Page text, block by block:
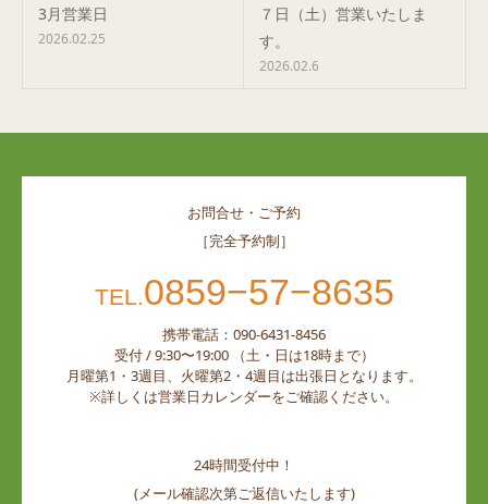
3月営業日
2026.02.25
７日（土）営業いたしま
す。
2026.02.6
お問合せ・ご予約
［完全予約制］
TEL.0859−57−8635
携帯電話：090-6431-8456
受付 / 9:30〜19:00 （土・日は18時まで）
月曜第1・3週目、火曜第2・4週目は出張日となります。
※詳しくは営業日カレンダーをご確認ください。
24時間受付中！
(メール確認次第ご返信いたします)